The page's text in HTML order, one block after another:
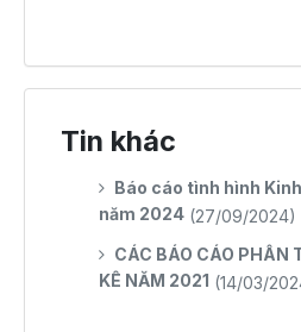
Tin khác
Báo cáo tình hình
năm 2024 (27/09/2024)
CÁC BÁO CÁO PHÂN
KÊ NĂM 2021 (14/03/